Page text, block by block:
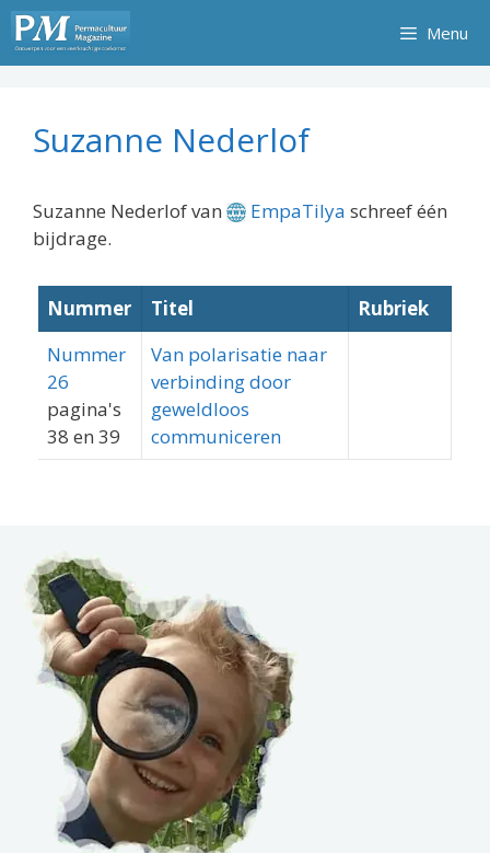
Ga
naar
de
Menu
Suzanne Nederlof
Suzanne Nederlof van EmpaTilya schreef één
bijdrage.
Nummer Titel
Rubriek
Nummer
26
pagina's
38 en 39
Van polarisatie naar
verbinding door
geweldloos
communiceren